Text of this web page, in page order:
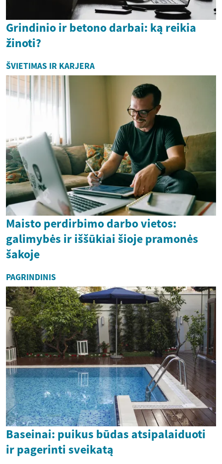
Grindinio ir betono darbai: ką reikia
žinoti?
ŠVIETIMAS IR KARJERA
Maisto perdirbimo darbo vietos:
galimybės ir iššūkiai šioje pramonės
šakoje
PAGRINDINIS
Baseinai: puikus būdas atsipalaiduoti
ir pagerinti sveikatą